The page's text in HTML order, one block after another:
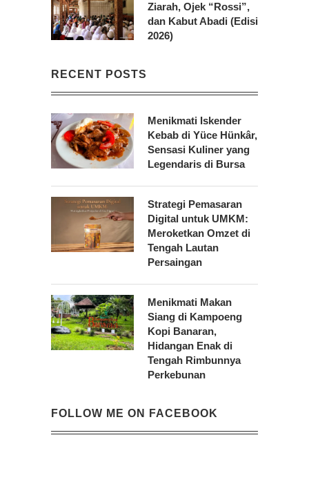
Ziarah, Ojek “Rossi”,
dan Kabut Abadi (Edisi
2026)
RECENT POSTS
Menikmati Iskender
Kebab di Yüce Hünkâr,
Sensasi Kuliner yang
Legendaris di Bursa
Strategi Pemasaran
Digital untuk UMKM:
Meroketkan Omzet di
Tengah Lautan
Persaingan
Menikmati Makan
Siang di Kampoeng
Kopi Banaran,
Hidangan Enak di
Tengah Rimbunnya
Perkebunan
FOLLOW ME ON FACEBOOK